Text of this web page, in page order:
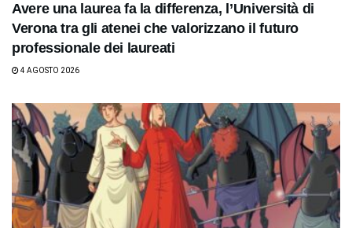
Avere una laurea fa la differenza, l’Università di
Verona tra gli atenei che valorizzano il futuro
professionale dei laureati
4 AGOSTO 2026